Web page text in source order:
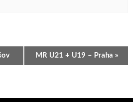
MR U21 + U19 – Praha »